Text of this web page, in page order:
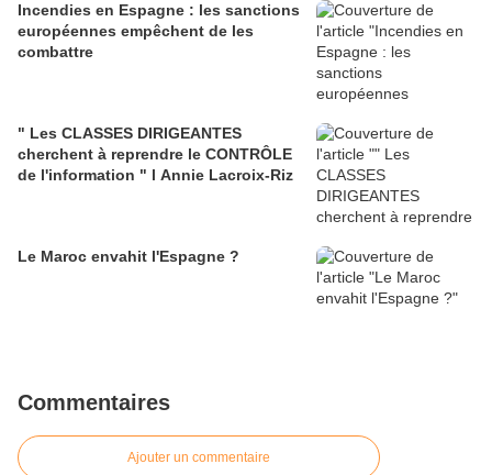
Incendies en Espagne : les sanctions
européennes empêchent de les
combattre
" Les CLASSES DIRIGEANTES
cherchent à reprendre le CONTRÔLE
de l'information " l Annie Lacroix-Riz
Le Maroc envahit l'Espagne ?
Commentaires
Ajouter un commentaire